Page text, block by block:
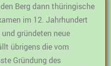
Berg dann thüringische
im 12. Jahrhundert
gründeten neue
übrigens die vom
Gründung des